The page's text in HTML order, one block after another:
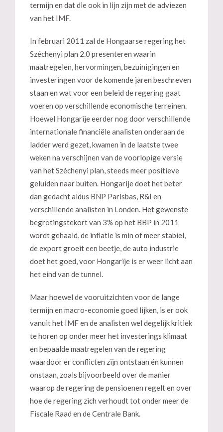
termijn en dat die ook in lijn zijn met de adviezen
van het IMF.
In februari 2011 zal de Hongaarse regering het
Széchenyi plan 2.0 presenteren waarin
maatregelen, hervormingen, bezuinigingen en
investeringen voor de komende jaren beschreven
staan en wat voor een beleid de regering gaat
voeren op verschillende economische terreinen.
Hoewel Hongarije eerder nog door verschillende
internationale financiële analisten onderaan de
ladder werd gezet, kwamen in de laatste twee
weken na verschijnen van de voorlopige versie
van het Széchenyi plan, steeds meer positieve
geluiden naar buiten. Hongarije doet het beter
dan gedacht aldus BNP Parisbas, R&I en
verschillende analisten in Londen. Het gewenste
begrotingstekort van 3% op het BBP in 2011
wordt gehaald, de inflatie is min of meer stabiel,
de export groeit een beetje, de auto industrie
doet het goed, voor Hongarije is er weer licht aan
het eind van de tunnel.
Maar hoewel de vooruitzichten voor de lange
termijn en macro-economie goed lijken, is er ook
vanuit het IMF en de analisten wel degelijk kritiek
te horen op onder meer het investerings klimaat
en bepaalde maatregelen van de regering
waardoor er conflicten zijn ontstaan én kunnen
onstaan, zoals bijvoorbeeld over de manier
waarop de regering de pensioenen regelt en over
hoe de regering zich verhoudt tot onder meer de
Fiscale Raad en de Centrale Bank.